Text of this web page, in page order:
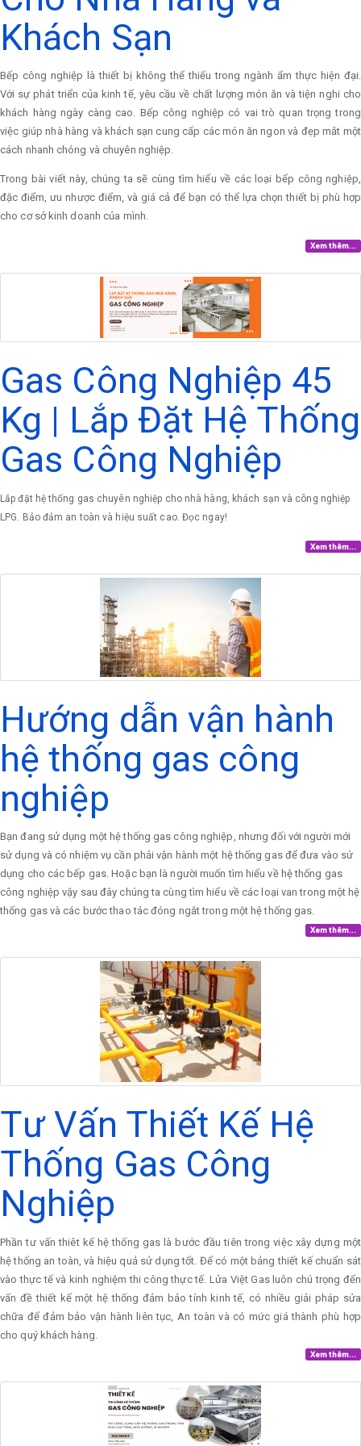
Khách Sạn
Bếp công nghiệp là thiết bị không thể thiếu trong ngành ẩm thực hiện đại.
Với sự phát triển của kinh tế, yêu cầu về chất lượng món ăn và tiện nghi cho
khách hàng ngày càng cao. Bếp công nghiệp có vai trò quan trọng trong
việc giúp nhà hàng và khách sạn cung cấp các món ăn ngon và đẹp mắt một
cách nhanh chóng và chuyên nghiệp.
Trong bài viết này, chúng ta sẽ cùng tìm hiểu về các loại bếp công nghiệp,
đặc điểm, ưu nhược điểm, và giá cả để bạn có thể lựa chọn thiết bị phù hợp
cho cơ sở kinh doanh của mình.
Xem thêm...
Gas Công Nghiệp 45
Kg | Lắp Đặt Hệ Thống
Gas Công Nghiệp
Lắp đặt hệ thống gas chuyên nghiệp cho nhà hàng, khách sạn và công nghiệp
LPG. Bảo đảm an toàn và hiệu suất cao. Đọc ngay!
Xem thêm...
Hướng dẫn vận hành
hệ thống gas công
nghiệp
Bạn đang sử dụng một hệ thống gas công nghiệp, nhưng đối với người mới
sử dụng và có nhiệm vụ cần phải vận hành một hệ thống gas để đưa vào sử
dụng cho các bếp gas. Hoặc bạn là người muốn tìm hiểu về hệ thống gas
công nghiệp vậy sau đây chúng ta cùng tìm hiểu về các loại van trong một hệ
thống gas và các bước thao tác đóng ngắt trong một hệ thống gas.
Xem thêm...
Tư Vấn Thiết Kế Hệ
Thống Gas Công
Nghiệp
Phần tư vấn thiêt kế hệ thống gas là bước đầu tiên trong việc xây dựng một
hệ thống an toàn, và hiệu quả sử dụng tốt. Để có một bảng thiết kế chuẩn sát
vào thực tế và kinh nghiệm thi công thực tế. Lửa Việt Gas luôn chú trọng đến
vấn đề thiết kế một hệ thống đảm bảo tính kinh tế, có nhiều giải pháp sửa
chữa để đảm bảo vận hành liên tục, An toàn và có mức giá thành phù hợp
cho quý khách hàng.
Xem thêm...